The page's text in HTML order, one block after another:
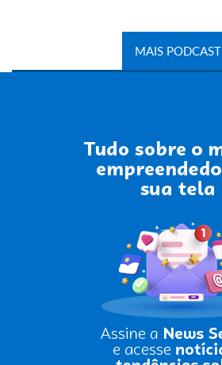
MAIS PODCAST